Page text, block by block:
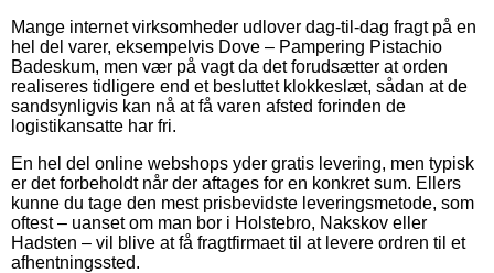
Mange internet virksomheder udlover dag-til-dag fragt på en
hel del varer, eksempelvis Dove – Pampering Pistachio
Badeskum, men vær på vagt da det forudsætter at orden
realiseres tidligere end et besluttet klokkeslæt, sådan at de
sandsynligvis kan nå at få varen afsted forinden de
logistikansatte har fri.
En hel del online webshops yder gratis levering, men typisk
er det forbeholdt når der aftages for en konkret sum. Ellers
kunne du tage den mest prisbevidste leveringsmetode, som
oftest – uanset om man bor i Holstebro, Nakskov eller
Hadsten – vil blive at få fragtfirmaet til at levere ordren til et
afhentningssted.